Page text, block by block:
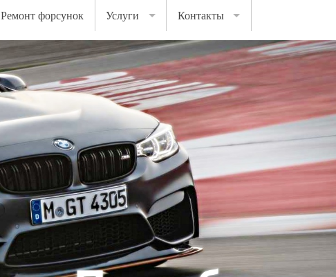
Ремонт форсунок Услуги Контакты